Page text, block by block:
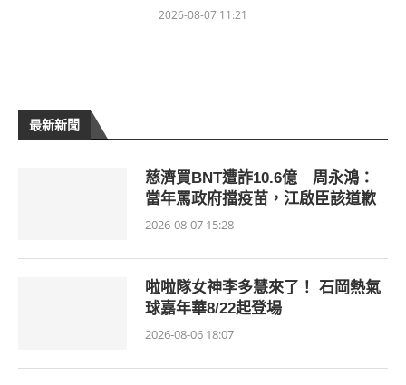
2026-08-07 11:21
最新新聞
慈濟買BNT遭詐10.6億 周永鴻：
當年罵政府擋疫苗，江啟臣該道歉
2026-08-07 15:28
啦啦隊女神李多慧來了！ 石岡熱氣
球嘉年華8/22起登場
2026-08-06 18:07